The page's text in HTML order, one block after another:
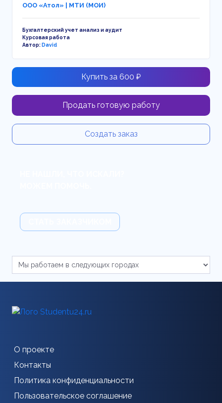
ООО «Атол» | МТИ (МОИ)
Бухгалтерский учет анализ и аудит
Курсовая работа
Автор:David
Купить за 600 ₽
Продать готовую работу
Создать заказ
О проекте
Контакты
Политика конфиденциальности
Пользовательское соглашение